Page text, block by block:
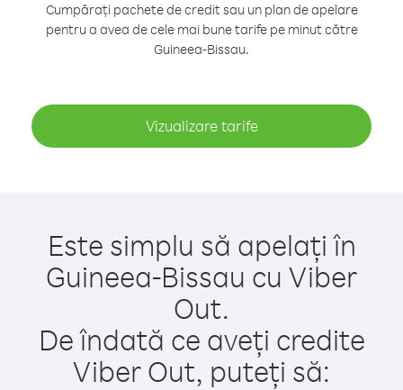
Cumpărați pachete de credit sau un plan de apelare
pentru a avea de cele mai bune tarife pe minut către
Guineea-Bissau.
Vizualizare tarife
Este simplu să apelați în
Guineea-Bissau cu Viber
Out.
De îndată ce aveți credite
Viber Out, puteți să: